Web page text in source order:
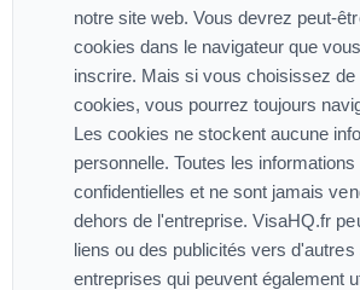
notre site web. Vous devrez peut-
cookies dans le navigateur que
inscrire. Mais si vous choisissez
cookies, vous pourrez toujours
Les cookies ne stockent aucune
personnelle. Toutes les
confidentielles et ne sont jamais
dehors de l'entreprise. VisaHQ.fr
liens ou des publicités vers d'autres
entreprises qui peuvent également